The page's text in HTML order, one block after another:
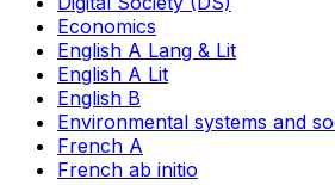
Economics
English A Lang & Lit
English A Lit
English B
Environmental systems and
French A
French ab initio